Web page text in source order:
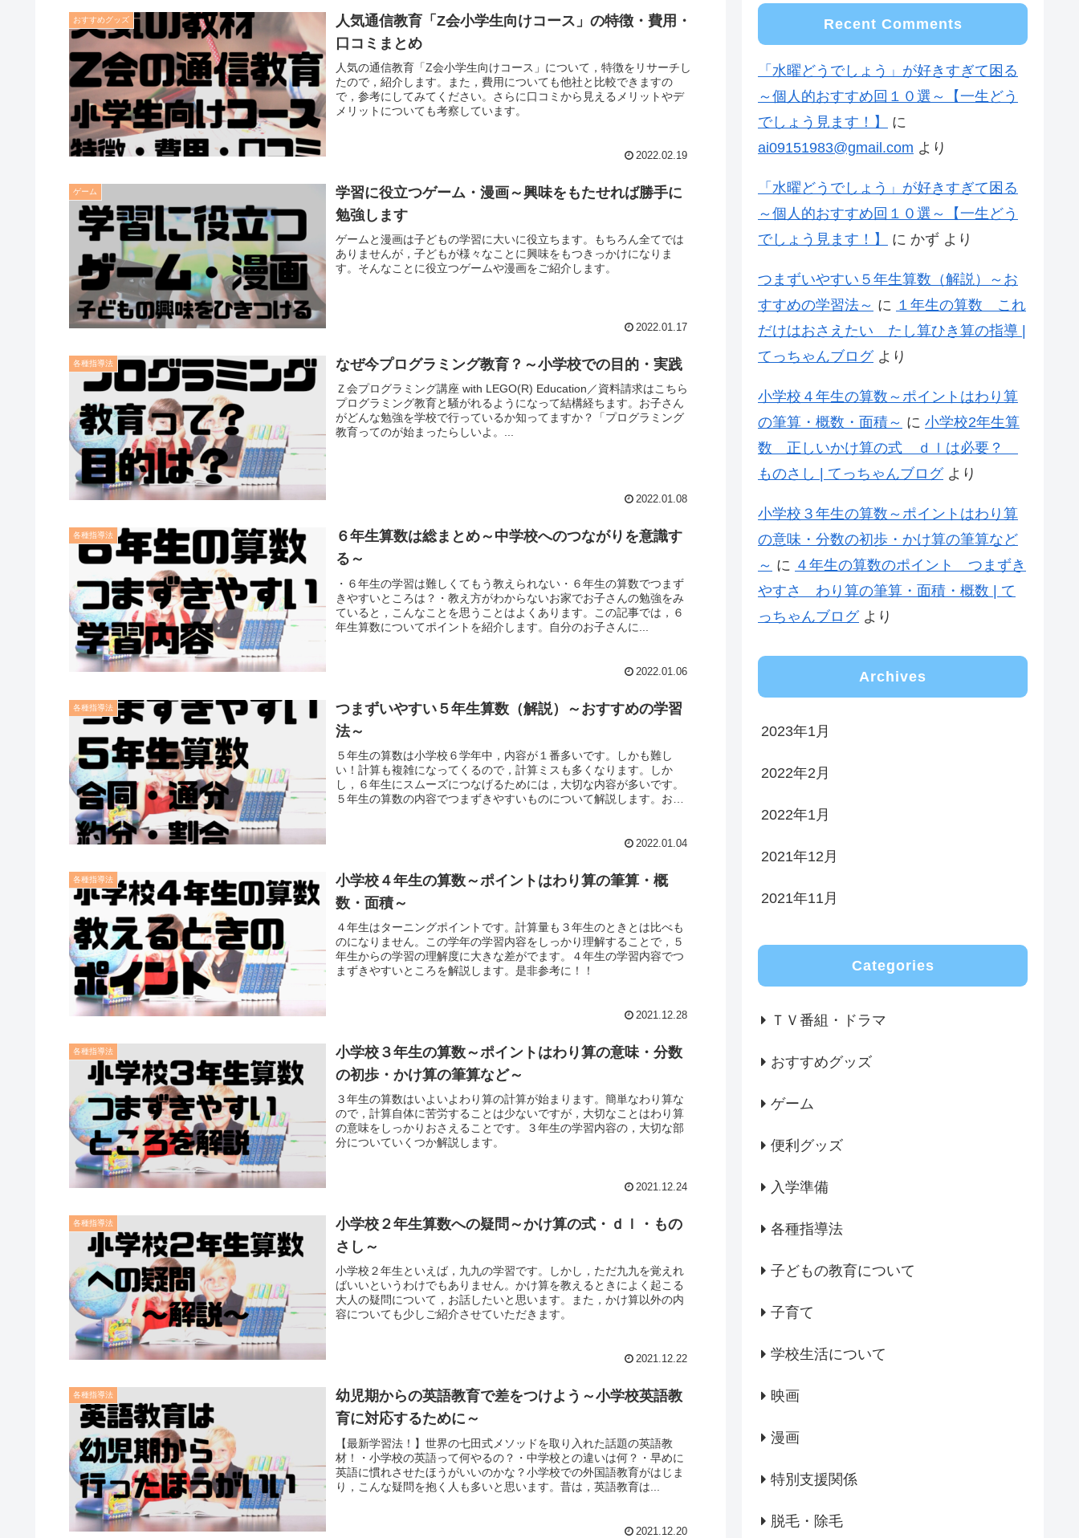
おすすめグッズ
人気通信教育「Z会小学生向けコース」の特徴・費用・
口コミまとめ
人気の通信教育「Z会小学生向けコース」について，特徴をリサーチし
たので，紹介します。また，費用についても他社と比較できますの
で，参考にしてみてください。さらに口コミから見えるメリットやデ
メリットについても考察しています。
2022.02.19
ゲーム
学習に役立つゲーム・漫画～興味をもたせれば勝手に
勉強します
ゲームと漫画は子どもの学習に大いに役立ちます。もちろん全てでは
ありませんが，子どもが様々なことに興味をもつきっかけになりま
す。そんなことに役立つゲームや漫画をご紹介します。
2022.01.17
各種指導法 なぜ今プログラミング教育？～小学校での目的・実践
Ｚ会プログラミング講座 with LEGO(R) Education／資料請求はこちら
プログラミング教育と騒がれるようになって結構経ちます。お子さん
がどんな勉強を学校で行っているか知ってますか？「プログラミング
教育ってのが始まったらしいよ。...
2022.01.08
各種指導法
６年生算数は総まとめ～中学校へのつながりを意識す
る～
・６年生の学習は難しくてもう教えられない・６年生の算数でつまず
きやすいところは？・教え方がわからないお家でお子さんの勉強をみ
ていると，こんなことを思うことはよくあります。この記事では，６
年生算数についてポイントを紹介します。自分のお子さんに...
2022.01.06
各種指導法
つまずいやすい５年生算数（解説）～おすすめの学習
法～
５年生の算数は小学校６学年中，内容が１番多いです。しかも難し
い！計算も複雑になってくるので，計算ミスも多くなります。しか
し，６年生にスムーズにつなげるためには，大切な内容が多いです。
５年生の算数の内容でつまずきやすいものについて解説します。お子
2022.01.04
各種指導法
小学校４年生の算数～ポイントはわり算の筆算・概
数・面積～
４年生はターニングポイントです。計算量も３年生のときとは比べも
のになりません。この学年の学習内容をしっかり理解することで，５
年生からの学習の理解度に大きな差がでます。４年生の学習内容でつ
まずきやすいところを解説します。是非参考に！！
2021.12.28
各種指導法
小学校３年生の算数～ポイントはわり算の意味・分数
の初歩・かけ算の筆算など～
３年生の算数はいよいよわり算の計算が始まります。簡単なわり算な
ので，計算自体に苦労することは少ないですが，大切なことはわり算
の意味をしっかりおさえることです。３年生の学習内容の，大切な部
分についていくつか解説します。
2021.12.24
各種指導法
小学校２年生算数への疑問～かけ算の式・ｄｌ・もの
さし～
小学校２年生といえば，九九の学習です。しかし，ただ九九を覚えれ
ばいいというわけでもありません。かけ算を教えるときによく起こる
大人の疑問について，お話したいと思います。また，かけ算以外の内
容についても少しご紹介させていただきます。
2021.12.22
各種指導法
幼児期からの英語教育で差をつけよう～小学校英語教
育に対応するために～
【最新学習法！】世界の七田式メソッドを取り入れた話題の英語教
材！・小学校の英語って何やるの？・中学校との違いは何？・早めに
英語に慣れさせたほうがいいのかな？小学校での外国語教育がはじま
り，こんな疑問を抱く人も多いと思います。昔は，英語教育は...
2021.12.20
Recent Comments
「水曜どうでしょう」が好きすぎて困る
～個人的おすすめ回１０選～【一生どう
でしょう見ます！】
に
ai09151983@gmail.com より
「水曜どうでしょう」が好きすぎて困る
～個人的おすすめ回１０選～【一生どう
でしょう見ます！】
に かず より
つまずいやすい５年生算数（解説）～お
すすめの学習法～ に １年生の算数 これ
だけはおさえたい たし算ひき算の指導 |
てっちゃんブログより
小学校４年生の算数～ポイントはわり算
の筆算・概数・面積～ に 小学校2年生算
数 正しいかけ算の式 ｄｌは必要？
ものさし | てっちゃんブログより
小学校３年生の算数～ポイントはわり算
の意味・分数の初歩・かけ算の筆算など
～ に ４年生の算数のポイント つまずき
やすさ わり算の筆算・面積・概数 | て
っちゃんブログより
Archives
2023年1月
2022年2月
2022年1月
2021年12月
2021年11月
Categories
ＴＶ番組・ドラマ
おすすめグッズ
ゲーム
便利グッズ
入学準備
各種指導法
子どもの教育について
子育て
学校生活について
映画
漫画
特別支援関係
脱毛・除毛